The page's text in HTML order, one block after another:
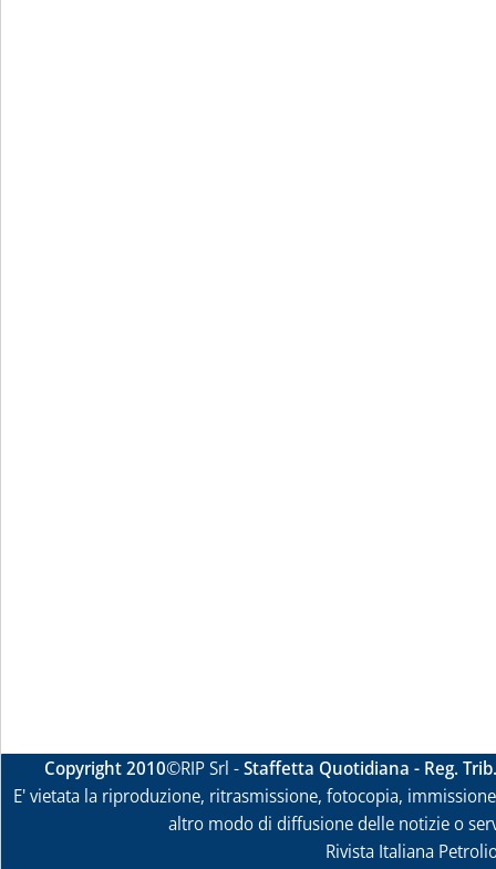
Copyright 2010©RIP Srl -Staffetta Quotidiana - Reg.
E' vietata la riproduzione, ritrasmissione, fotocopia,
altro modo di diffusione delle notizie o
Rivista Italiana